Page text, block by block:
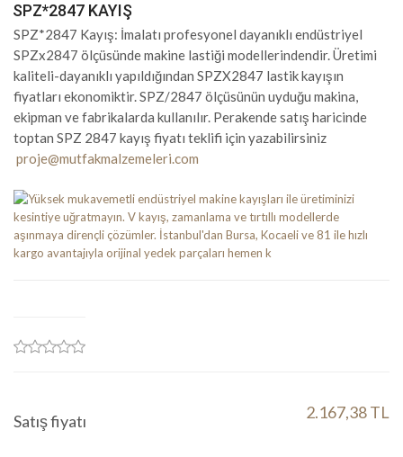
SPZ*2847 KAYIŞ
SPZ*2847 Kayış: İmalatı profesyonel dayanıklı endüstriyel
SPZx2847 ölçüsünde makine lastiği modellerindendir. Üretimi
kaliteli-dayanıklı yapıldığından SPZX2847 lastik kayışın
fiyatları ekonomiktir. SPZ/2847 ölçüsünün uyduğu makina,
ekipman ve fabrikalarda kullanılır. Perakende satış haricinde
toptan SPZ 2847 kayış fiyatı teklifi için yazabilirsiniz
proje@mutfakmalzemeleri.com
Satış fiyatı 2.167,38 TL